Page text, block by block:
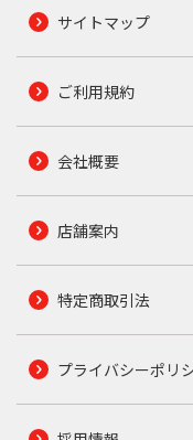
サイトマップ
ご利用規約
会社概要
店舗案内
特定商取引法
プライバシーポリ